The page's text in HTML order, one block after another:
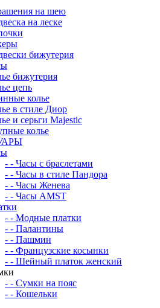
на шею
на леске
бижутерия
бижутерия
цепь
колье
в стиле Диор
и серьги Majestic
колье
- - Часы с браслетами
- - Часы в стиле Пандора
- - Часы Женева
- - Часы AMST
- - Модные платки
- - Палантины
- - Пашмин
- - Французские косынки
- - Шейный платок женский
- - Сумки на пояс
- - Кошельки